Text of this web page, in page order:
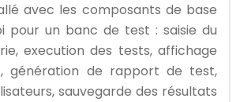
avec les composants de base
pour un banc de test : saisie du
execution des tests, affichage
génération de rapport de test,
sauvegarde des résultats